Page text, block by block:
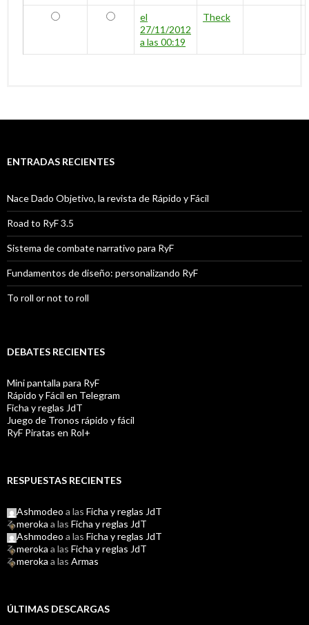
ANTIGUOS NUEVO
el
27/11/2012
a las 00:19
Theck
ENTRADAS RECIENTES
Nace Dado Objetivo, la revista de Rápido y Fácil
Road to RyF 3.5
Sistema de combate narrativo para RyF
Fundamentos de diseño: personalizando RyF
To roll or not to roll
DEBATES RECIENTES
Mini pantalla para RyF
Rápido y Fácil en Telegram
Ficha y reglas JdT
Juego de Tronos rápido y fácil
RyF Piratas en Rol+
RESPUESTAS RECIENTES
Ashmodeo a las Ficha y reglas JdT
meroka a las Ficha y reglas JdT
Ashmodeo a las Ficha y reglas JdT
meroka a las Ficha y reglas JdT
meroka a las Armas
ÚLTIMAS DESCARGAS